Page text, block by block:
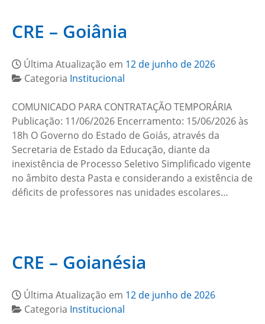
CRE – Goiânia
Última Atualização em 12 de junho de 2026
Categoria Institucional
COMUNICADO PARA CONTRATAÇÃO TEMPORÁRIA
Publicação: 11/06/2026 Encerramento: 15/06/2026 às
18h O Governo do Estado de Goiás, através da
Secretaria de Estado da Educação, diante da
inexistência de Processo Seletivo Simplificado vigente
no âmbito desta Pasta e considerando a existência de
déficits de professores nas unidades escolares…
CRE – Goianésia
Última Atualização em 12 de junho de 2026
Categoria Institucional